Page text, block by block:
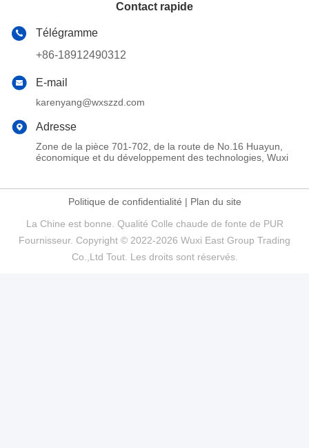
Contact rapide
Télégramme
+86-18912490312
E-mail
karenyang@wxszzd.com
Adresse
Zone de la pièce 701-702, de la route de No.16 Huayun,
économique et du développement des technologies, Wuxi
Politique de confidentialité | Plan du site
La Chine est bonne. Qualité Colle chaude de fonte de PUR
Fournisseur. Copyright © 2022-2026 Wuxi East Group Trading
Co.,Ltd Tout. Les droits sont réservés.